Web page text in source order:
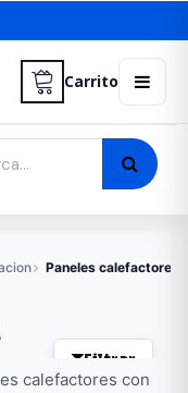
Carrito
Paneles calefactores
Filtrar
calefactores con